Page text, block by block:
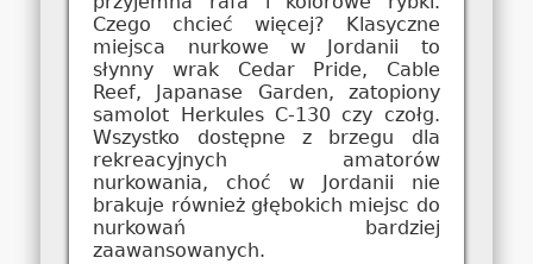
Czego chcieć więcej? Klasyczne
miejsca nurkowe w Jordanii to
słynny wrak Cedar Pride, Cable
Reef, Japanase Garden, zatopiony
samolot Herkules C-130 czy czołg.
Wszystko dostępne z brzegu dla
rekreacyjnych amatorów
nurkowania, choć w Jordanii nie
brakuje również głębokich miejsc do
nurkowań bardziej
zaawansowanych.